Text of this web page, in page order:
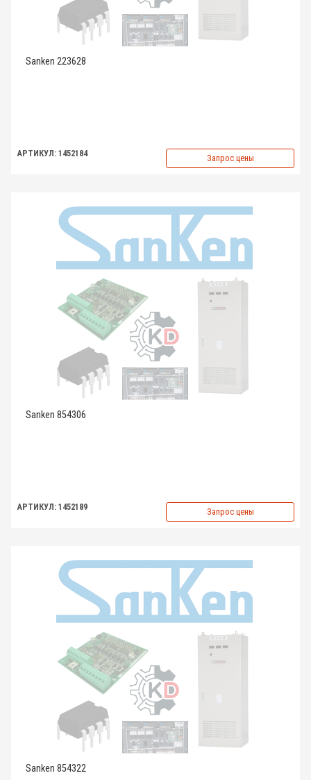
Sanken 223628
АРТИКУЛ: 1452184 Запрос цены
Sanken 854306
АРТИКУЛ: 1452189 Запрос цены
Sanken 854322